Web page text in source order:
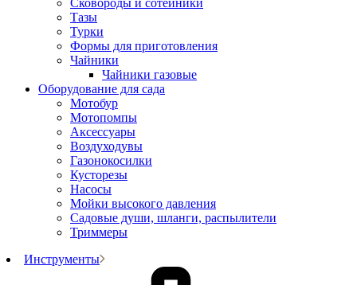
Сковороды и сотейники
Тазы
Турки
Формы для приготовления
Чайники
Чайники газовые
Оборудование для сада
Мотобур
Мотопомпы
Аксессуары
Воздуходувы
Газонокосилки
Кусторезы
Насосы
Мойки высокого давления
Садовые души, шланги, распылители
Триммеры
Инструменты